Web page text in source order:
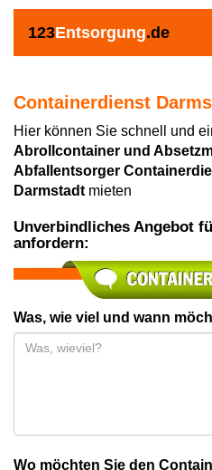
123Entsorgung.de
Containerdienst
Hier können Sie schnell und
Abrollcontainer und
Abfallentsorger
Darmstadt mieten
Unverbindliches Angebot
anfordern:
Was, wie viel und wann
Wo möchten Sie den